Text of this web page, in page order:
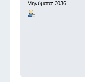
Μηνύματα: 3036